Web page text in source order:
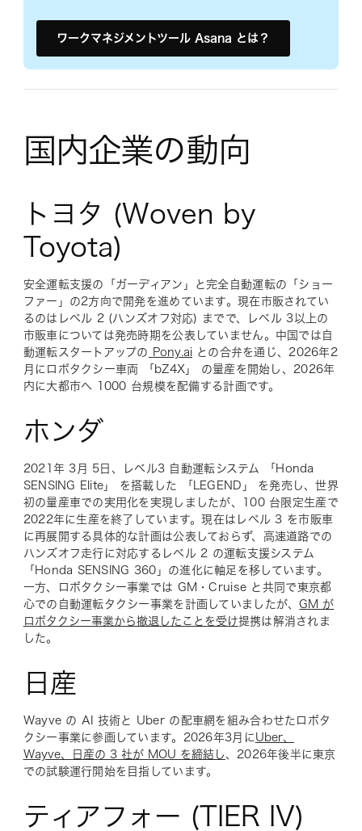
ワークマネジメントツール Asana とは？
国内企業の動向
トヨタ (Woven by
Toyota)
安全運転支援の「ガーディアン」と完全自動運転の「ショー
ファー」の2方向で開発を進めています。現在市販されてい
るのはレベル 2 (ハンズオフ対応) までで、レベル 3以上の
市販車については発売時期を公表していません。中国では自
動運転スタートアップの
Pony.aiとの合弁を通じ、2026年2
月にロボタクシー車両 「bZ4X」 の量産を開始し、2026年
内に大都市へ 1000 台規模を配備する計画です。
ホンダ
2021年 3月 5日、レベル3 自動運転システム 「Honda
SENSING Elite」 を搭載した 「LEGEND」 を発売し、世界
初の量産車での実用化を実現しましたが、100 台限定生産で
2022年に生産を終了しています。現在はレベル 3 を市販車
に再展開する具体的な計画は公表しておらず、高速道路での
ハンズオフ走行に対応するレベル 2 の運転支援システム
「Honda SENSING 360」の進化に軸足を移しています。
一方、ロボタクシー事業では GM・Cruise と共同で東京都
心での自動運転タクシー事業を計画していましたが、GM が
ロボタクシー事業から撤退したことを受け提携は解消されま
した。
日産
Wayve の AI 技術と Uber の配車網を組み合わせたロボタ
クシー事業に参画しています。2026年3月にUber、
Wayve、日産の 3 社が MOU を締結し、2026年後半に東京
での試験運行開始を目指しています。
ティアフォー (TIER IV)